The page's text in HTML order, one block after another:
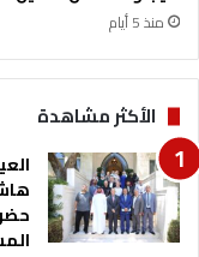
ش
خ
ص
ي
ة
ف
ي
ا
ل
ح
منذ 5 أيام
الأكثر مشاهدة